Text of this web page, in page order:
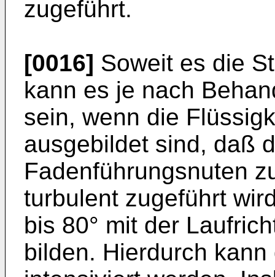
zugeführt.
[0016] Soweit es die
kann es je nach
sein, wenn die
ausgebildet sind, daß
Fadenführungsnuten
turbulent zugeführt
bis 80° mit der
bilden. Hierdurch